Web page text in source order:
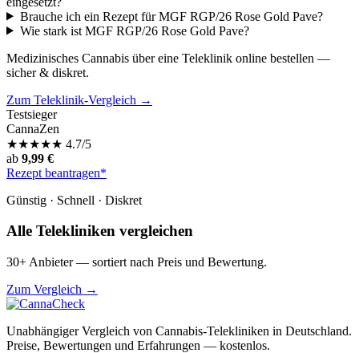
Brauche ich ein Rezept für MGF RGP/26 Rose Gold Pave?
Wie stark ist MGF RGP/26 Rose Gold Pave?
Medizinisches Cannabis über eine Teleklinik online bestellen —
sicher & diskret.
Zum Teleklinik-Vergleich →
Testsieger
CannaZen
★★★★★ 4.7/5
ab 9,99 €
Rezept beantragen*
Günstig · Schnell · Diskret
Alle Telekliniken vergleichen
30+ Anbieter — sortiert nach Preis und Bewertung.
Zum Vergleich →
Unabhängiger Vergleich von Cannabis-Telekliniken in Deutschland.
Preise, Bewertungen und Erfahrungen — kostenlos.